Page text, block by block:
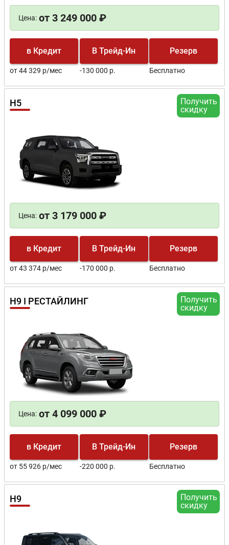
Цена: от 3 249 000 ₽
в Кредит
от 44 329 р/мес
В Трейд-Ин
-130 000 р.
Резерв
Бесплатно
Получить
скидку
H5
Цена: от 3 179 000 ₽
в Кредит
от 43 374 р/мес
В Трейд-Ин
-170 000 р.
Резерв
Бесплатно
Получить
скидку
H9 I РЕСТАЙЛИНГ
Цена: от 4 099 000 ₽
в Кредит
от 55 926 р/мес
В Трейд-Ин
-220 000 р.
Резерв
Бесплатно
Получить
скидку
H9